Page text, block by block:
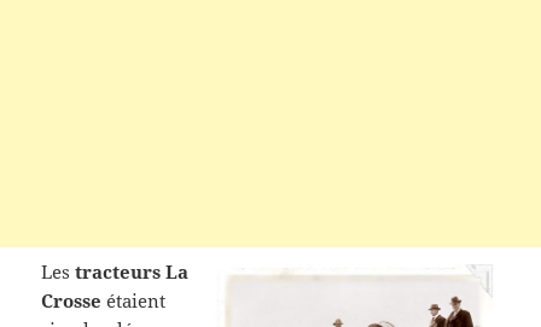
Lestracteurs La
Crosse étaient